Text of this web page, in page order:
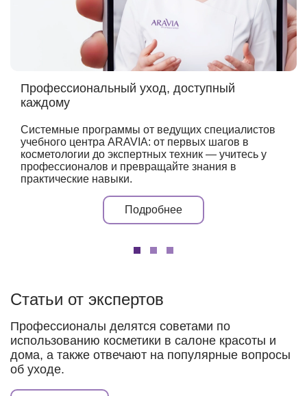
Профессиональный уход, доступный
каждому
Системные программы от ведущих специалистов
учебного центра ARAVIA: от первых шагов в
косметологии до экспертных техник — учитесь у
профессионалов и превращайте знания в
практические навыки.
Подробнее
Статьи от экспертов
Профессионалы делятся советами по
использованию косметики в салоне красоты и
дома, а также отвечают на популярные вопросы
об уходе.